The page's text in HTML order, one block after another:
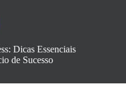
Dicas Essenciais
de Sucesso